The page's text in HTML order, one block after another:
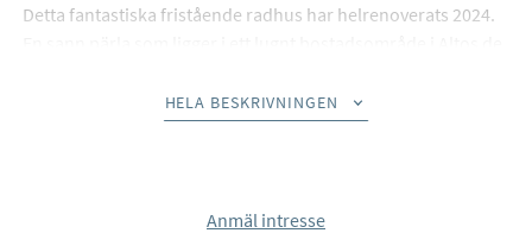
Detta fantastiska fristående radhus har helrenoverats 2024.
Designad med skandinavisk elegans smälter hemmet
planlösningen inkluderar ett elegant modernt kök, ett
HELA BESKRIVNINGEN
Anmäl intresse